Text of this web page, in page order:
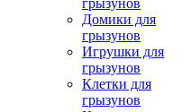
грызунов
Домики для
грызунов
Игрушки для
грызунов
Клетки для
грызунов